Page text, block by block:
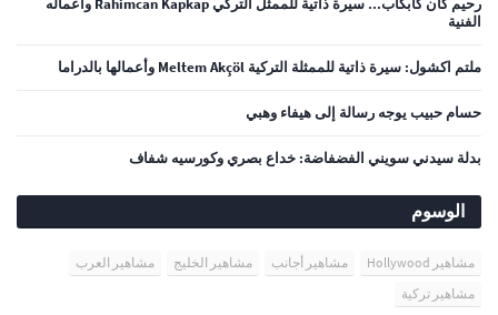
رحيم كان كابكاب... سيرة ذاتية للممثل التركي Rahimcan Kapkap واعماله
الفنية
ملتم اكشول: سيرة ذاتية للممثلة التركية Meltem Akçöl وأعمالها بالدراما
حسام حبيب يوجه رسالة إلى هيفاء وهبي
بدلة سيدني سويني الفضفاضة: خداع بصري وكورسيه شفاف
الوسوم
مشاهير Hollywood مشاهير أجانب مشاهير الخليج
مشاهير العرب
مشاهير تركية